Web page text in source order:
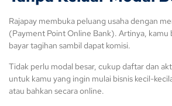
Rajapay membuka peluang usaha dengan
(Payment Point Online Bank). Artinya, kamu
bayar tagihan sambil dapat komisi.
Tidak perlu modal besar, cukup daftar dan
untuk kamu yang ingin mulai bisnis kecil-
atau bahkan secara online.